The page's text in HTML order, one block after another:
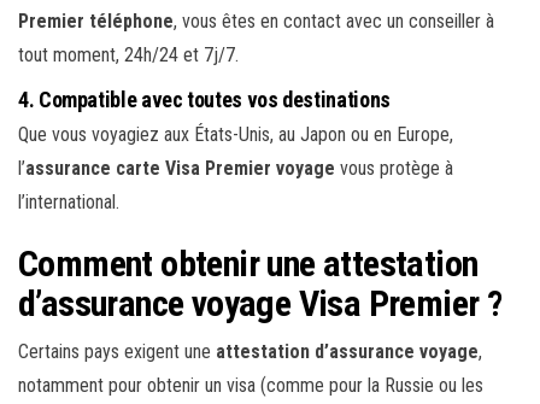
Premier téléphone, vous êtes en contact avec un conseiller à
tout moment, 24h/24 et 7j/7.
4. Compatible avec toutes vos destinations
Que vous voyagiez aux États-Unis, au Japon ou en Europe,
l’assurance carte Visa Premier voyage vous protège à
l’international.
Comment obtenir une attestation
d’assurance voyage Visa Premier ?
Certains pays exigent une attestation d’assurance voyage,
notamment pour obtenir un visa (comme pour la Russie ou les